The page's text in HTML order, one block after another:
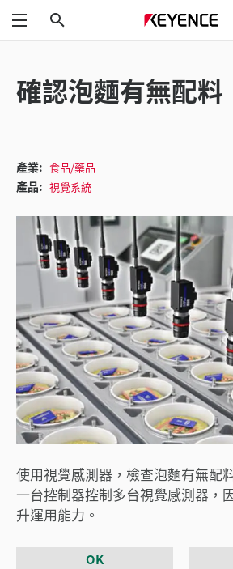
功能表
確認泡麵有無配料
產業: 食品/藥品
產品: 視覺系統
使用視覺感測器，檢查泡麵有無配
一台控制器控制多台視覺感測器，
升運用能力。
OK